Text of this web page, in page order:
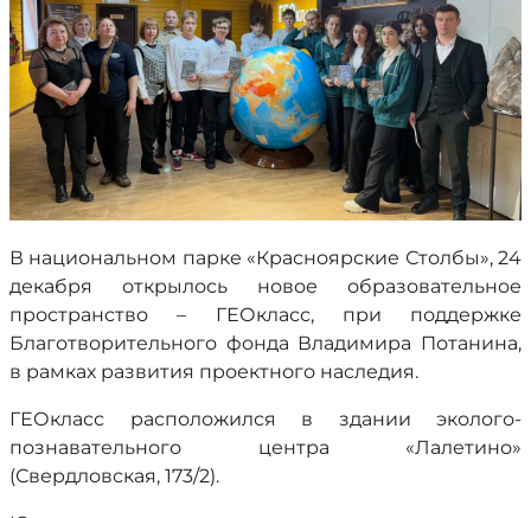
В национальном парке «Красноярские Столбы», 24
декабря открылось новое образовательное
пространство – ГЕОкласс, при поддержке
Благотворительного фонда Владимира Потанина,
в рамках развития проектного наследия.
ГЕОкласс расположился в здании эколого-
познавательного центра «Лалетино»
(Свердловская, 173/2).